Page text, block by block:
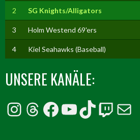
2 SG Knights/Alligators
3 Holm Westend 69'ers
4 Kiel Seahawks (Baseball)
UNSERE KANÄLE:
Instagram
Threads
Facebook
YouTube
TikTok
Twitch
E-Mail